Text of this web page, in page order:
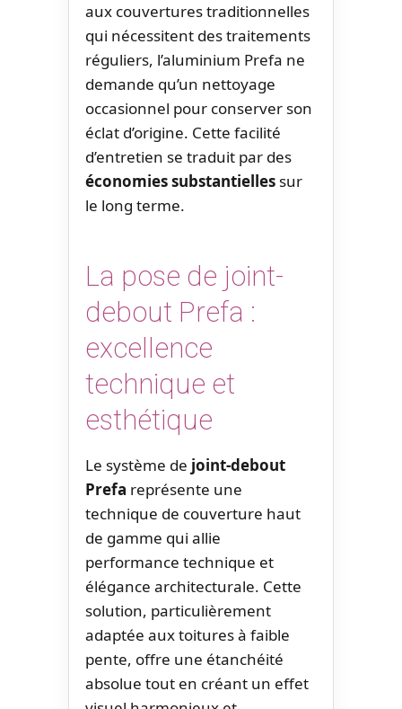
aux couvertures traditionnelles
qui nécessitent des traitements
réguliers, l’aluminium Prefa ne
demande qu’un nettoyage
occasionnel pour conserver son
éclat d’origine. Cette facilité
d’entretien se traduit par des
économies substantielles sur
le long terme.
La pose de joint-
debout Prefa :
excellence
technique et
esthétique
Le système de joint-debout
Prefa représente une
technique de couverture haut
de gamme qui allie
performance technique et
élégance architecturale. Cette
solution, particulièrement
adaptée aux toitures à faible
pente, offre une étanchéité
absolue tout en créant un effet